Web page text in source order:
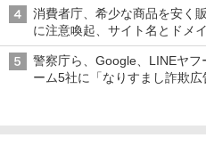
消費者庁、希少な商品を安く
に注意喚起、サイト名とドメ
警察庁ら、Google、LINEヤ
ーム5社に「なりすまし詐欺